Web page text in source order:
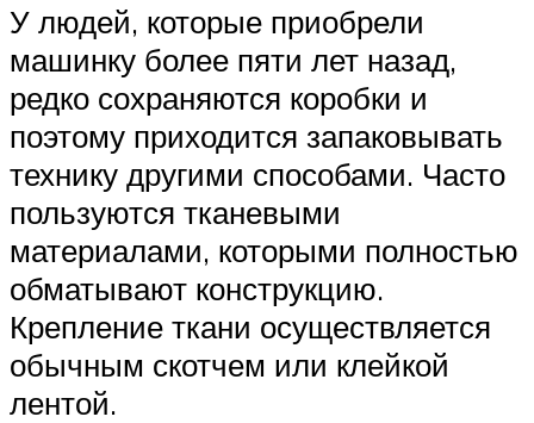
У людей, которые приобрели
машинку более пяти лет назад,
редко сохраняются коробки и
поэтому приходится запаковывать
технику другими способами. Часто
пользуются тканевыми
материалами, которыми полностью
обматывают конструкцию.
Крепление ткани осуществляется
обычным скотчем или клейкой
лентой.